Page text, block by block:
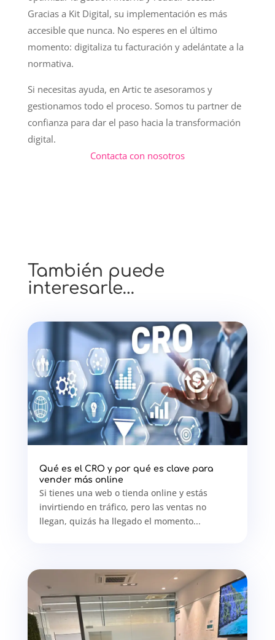
Gracias a Kit Digital, su implementación es más
accesible que nunca. No esperes en el último
momento: digitaliza tu facturación y adelántate a la
normativa.
Si necesitas ayuda, en Artic te asesoramos y
gestionamos todo el proceso. Somos tu partner de
confianza para dar el paso hacia la transformación
digital.
Contacta con nosotros
También puede
interesarle…
Qué es el CRO y por qué es clave para
vender más online
Si tienes una web o tienda online y estás
invirtiendo en tráfico, pero las ventas no
llegan, quizás ha llegado el momento...